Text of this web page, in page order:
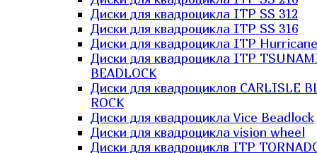
Диски для квадроцикла ITP SS 312
Диски для квадроцикла ITP SS 316
Диски для квадроцикла ITP Hurricane
Диски для квадроцикла ITP
BEADLOCK
Диски для квадроциклов CARLISLE
ROCK
Диски для квадроцикла Vice Beadlock
Диски для квадроцикла vision wheel
Диски для квадроциклв ITP